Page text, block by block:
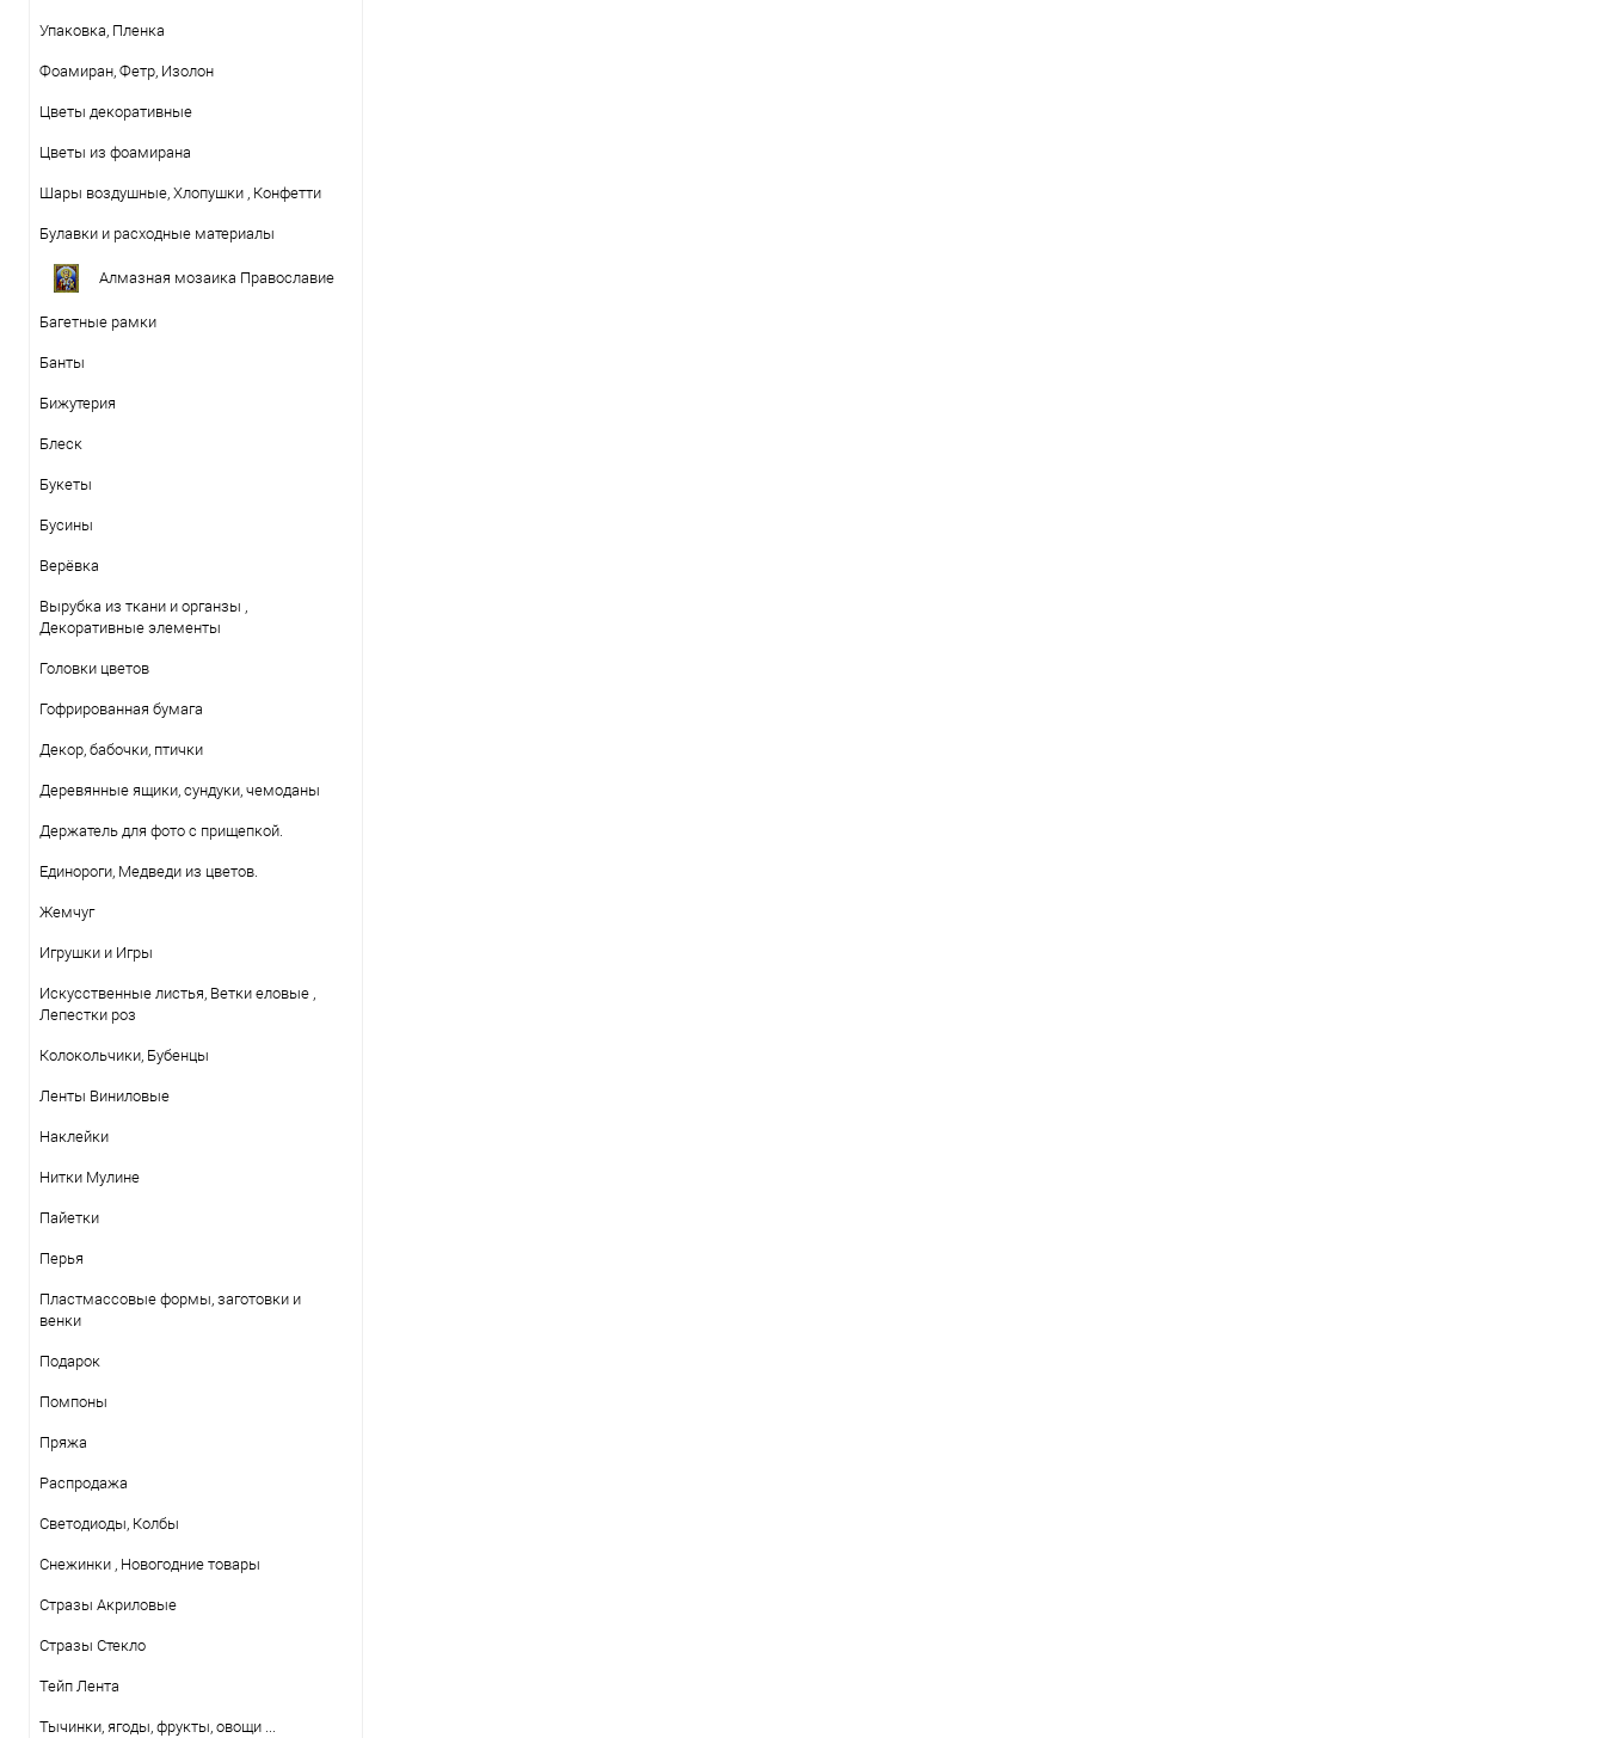
Упаковка, Пленка
Фоамиран, Фетр, Изолон
Цветы декоративные
Цветы из фоамирана
Шары воздушные, Хлопушки , Конфетти
Булавки и расходные материалы
Алмазная мозаика Православие
Багетные рамки
Банты
Бижутерия
Блеск
Букеты
Бусины
Верёвка
Вырубка из ткани и органзы ,
Декоративные элементы
Головки цветов
Гофрированная бумага
Декор, бабочки, птички
Деревянные ящики, сундуки, чемоданы
Держатель для фото с прищепкой.
Единороги, Медведи из цветов.
Жемчуг
Игрушки и Игры
Искусственные листья, Ветки еловые ,
Лепестки роз
Колокольчики, Бубенцы
Ленты Виниловые
Наклейки
Нитки Mулине
Пайетки
Перья
Пластмассовые формы, заготовки и
венки
Подарок
Помпоны
Пряжа
Распродажа
Светодиоды, Колбы
Снежинки , Новогодние товары
Стразы Акриловые
Стразы Стекло
Тейп Лента
Тычинки, ягоды, фрукты, овощи ...